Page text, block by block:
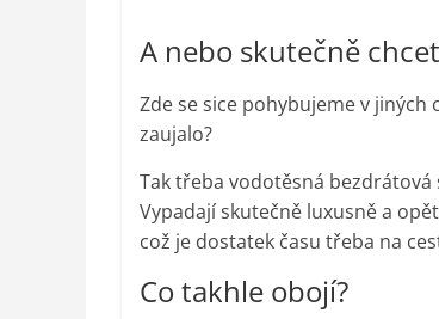
A nebo skutečně
Zde se sice pohybujeme v
zaujalo?
Tak třeba vodotěsná
Vypadají skutečně luxusně a
což je dostatek času třeba na
Co takhle obojí?